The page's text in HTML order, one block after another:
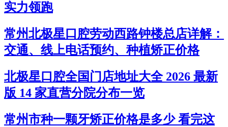
实力领跑
常州北极星口腔劳动西路钟楼总店详解：
交通、线上电话预约、种植矫正价格
北极星口腔全国门店地址大全 2026 最新
版 14 家直营分院分布一览
常州市种一颗牙矫正价格是多少 看完这